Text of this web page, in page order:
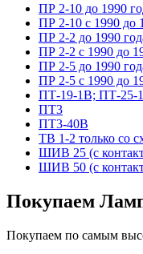
ПР 2-10 до 1990
ПР 2-10 с 1990 до
ПР 2-2 до 1990
ПР 2-2 с 1990 до
ПР 2-5 до 1990
ПР 2-5 с 1990 до
ПТ-19-1В; ПТ-25-
ПТ3
ПТ3-40В
ТВ 1-2 только со
ШИВ 25 (с
ШИВ 50 (с
Покупаем
Покупаем по самым